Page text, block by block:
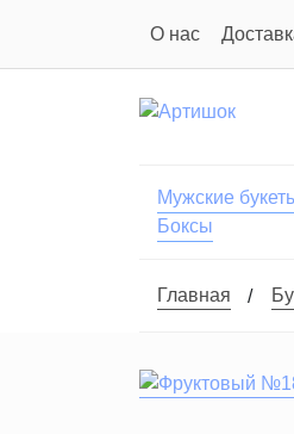
О нас
Мужские
Боксы
Главная